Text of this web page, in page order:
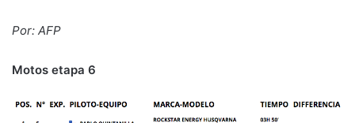
Por: AFP
Motos etapa 6